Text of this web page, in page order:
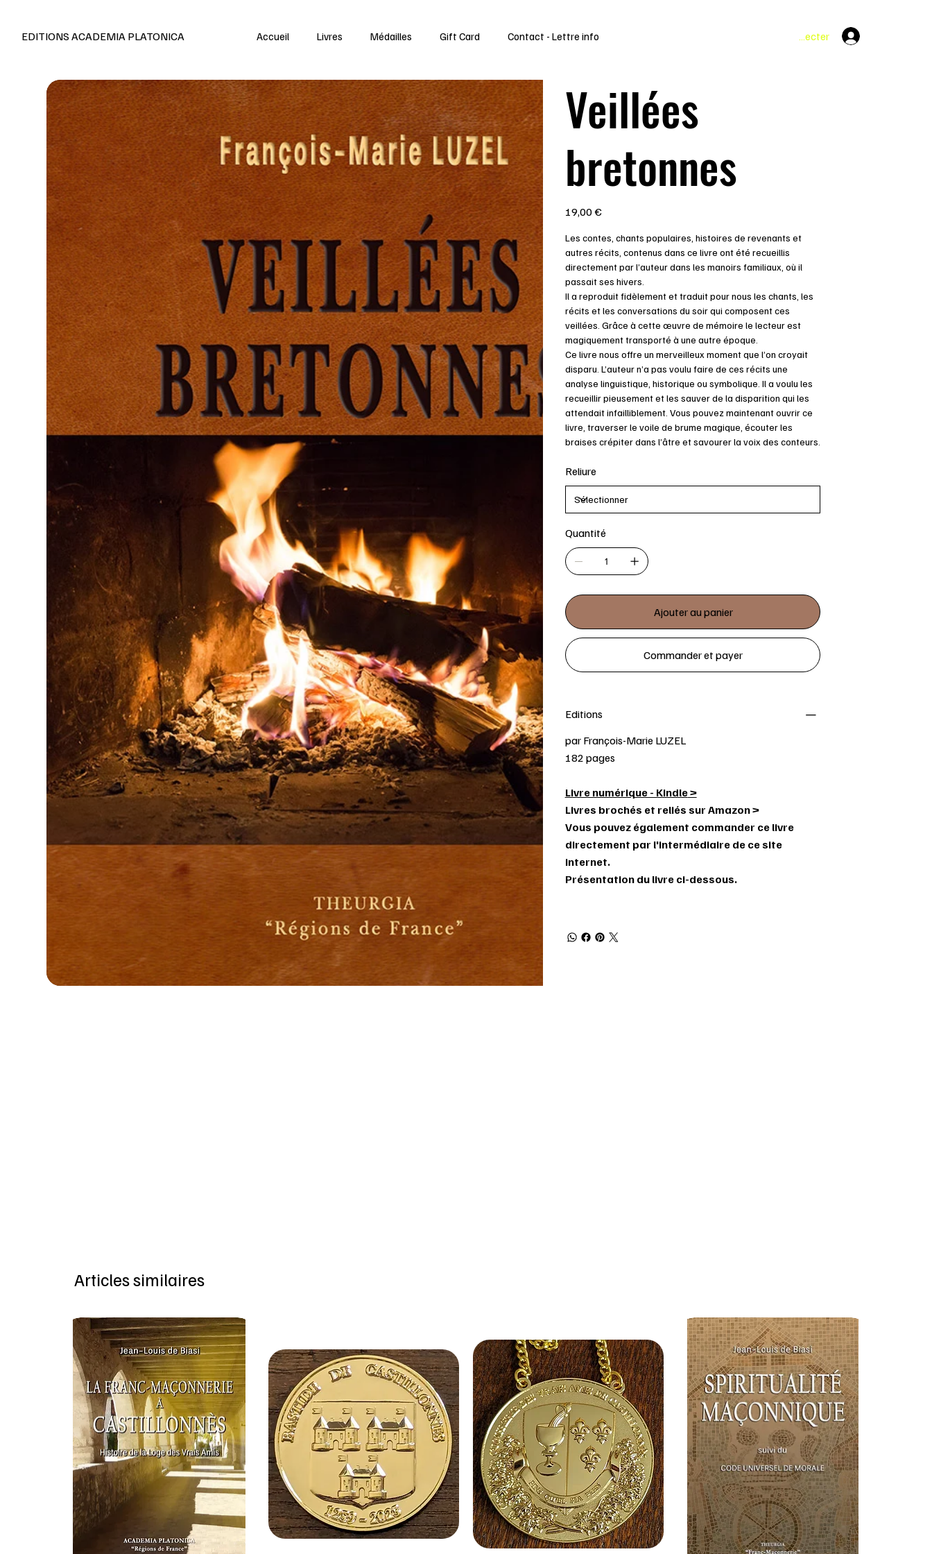
EDITIONS ACADEMIA PLATONICA Accueil Livres Médailles Gift Card Contact - Lettre info Se connecter
Veillées
bretonnes
19,00 €
Les contes, chants populaires, histoires de revenants et
autres récits, contenus dans ce livre ont été recueillis
directement par l’auteur dans les manoirs familiaux, où il
passait ses hivers.
Il a reproduit fidèlement et traduit pour nous les chants, les
récits et les conversations du soir qui composent ces
veillées. Grâce à cette œuvre de mémoire le lecteur est
magiquement transporté à une autre époque.
Ce livre nous offre un merveilleux moment que l’on croyait
disparu. L’auteur n’a pas voulu faire de ces récits une
analyse linguistique, historique ou symbolique. Il a voulu les
recueillir pieusement et les sauver de la disparition qui les
attendait infailliblement. Vous pouvez maintenant ouvrir ce
livre, traverser le voile de brume magique, écouter les
braises crépiter dans l’âtre et savourer la voix des conteurs.
Reliure
Quantité
Ajouter au panier
Commander et payer
Editions
par François-Marie LUZEL
182 pages
Livre numérique - Kindle>
Livres brochés et reliés sur Amazon >
Vous pouvez également commander ce livre
directement par l'intermédiaire de ce site
internet.
Présentation du livre ci-dessous.
Articles similaires